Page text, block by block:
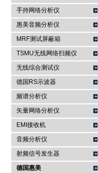
南京咏仪电子科技有限公司
手持网络分析仪
惠美音频分析仪
MRF测试屏蔽箱
TSMU无线网络扫频仪
无线综合测试仪
德国RS示波器
频谱分析仪
矢量网络分析仪
EMI接收机
音频分析仪
射频信号发生器
德国惠美